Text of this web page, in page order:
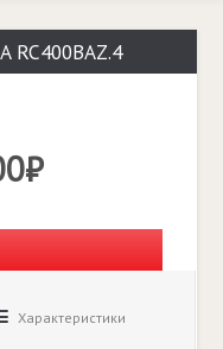
RC400BAZ.4
Характеристики